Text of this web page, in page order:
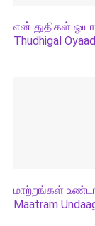
என் துதிகள்
Thudhigal
மாற்றங்கள்
Maatram